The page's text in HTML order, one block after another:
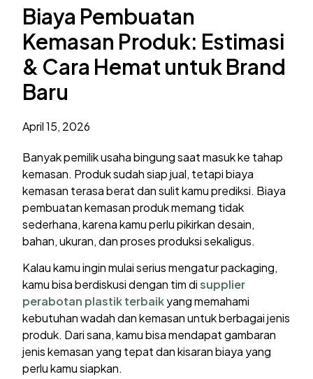
Biaya Pembuatan
Kemasan Produk: Estimasi
& Cara Hemat untuk Brand
Baru
April 15, 2026
Banyak pemilik usaha bingung saat masuk ke tahap
kemasan. Produk sudah siap jual, tetapi biaya
kemasan terasa berat dan sulit kamu prediksi. Biaya
pembuatan kemasan produk memang tidak
sederhana, karena kamu perlu pikirkan desain,
bahan, ukuran, dan proses produksi sekaligus.
Kalau kamu ingin mulai serius mengatur packaging,
kamu bisa berdiskusi dengan tim disupplier
perabotan plastik terbaikyang memahami
kebutuhan wadah dan kemasan untuk berbagai jenis
produk. Dari sana, kamu bisa mendapat gambaran
jenis kemasan yang tepat dan kisaran biaya yang
perlu kamu siapkan.